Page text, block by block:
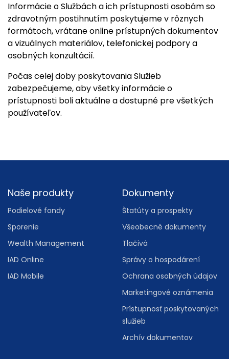
Informácie o Službách a ich prístupnosti osobám so
zdravotným postihnutím poskytujeme v rôznych
formátoch, vrátane online prístupných dokumentov
a vizuálnych materiálov, telefonickej podpory a
osobných konzultácií.
Počas celej doby poskytovania Služieb
zabezpečujeme, aby všetky informácie o
prístupnosti boli aktuálne a dostupné pre všetkých
používateľov.
Footer
Naše produkty
Podielové fondy
Sporenie
Wealth Management
IAD Online
IAD Mobile
Dokumenty
Štatúty a prospekty
Všeobecné dokumenty
Tlačivá
Správy o hospodárení
Ochrana osobných údajov
Marketingové oznámenia
Prístupnosť poskytovaných
služieb
Archív dokumentov